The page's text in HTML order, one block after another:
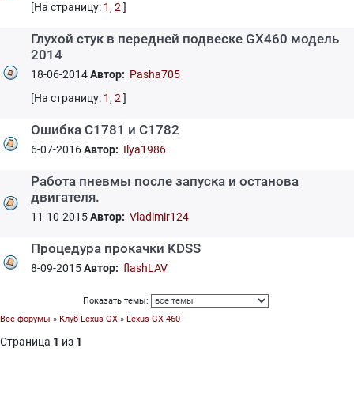
[На страницу: 1 , 2 ]
Глухой стук в передней подвеске GX460 модель
2014
18-06-2014Автор: Pasha705
[На страницу: 1 , 2 ]
Ошибка С1781 и С1782
6-07-2016Автор: Ilya1986
Работа пневмы после запуска и останова
двигателя.
11-10-2015Автор: Vladimir124
Процедура прокачки KDSS
8-09-2015Автор: flashLAV
Показать темы:
Все форумы » Клуб Lexus GX » Lexus GX 460
Страница 1 из 1